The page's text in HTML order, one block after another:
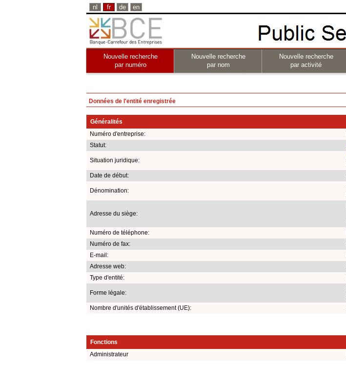
nl fr de en
Nouvelle recherche
par numéro
Nouvelle recherche
par nom
Nouvelle recherche
par activité
Données de l'entité enregistrée
Généralités
Numéro d'entreprise:
Statut:
Situation juridique:
Date de début:
Dénomination:
Adresse du siège:
Numéro de téléphone:
Numéro de fax:
E-mail:
Adresse web:
Type d'entité:
Forme légale:
Nombre d'unités d'établissement (UE):
Fonctions
Administrateur